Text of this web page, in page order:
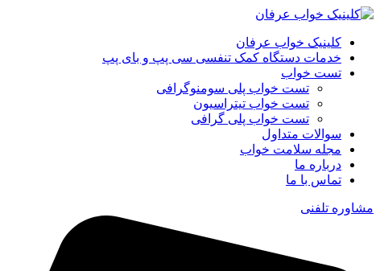
کلینیک خواب عرفان
خدمات دستگاه کمک‌ تنفسی سی‌ پپ و بای‌ پپ
تست خواب
تست خواب پلی سومنوگرافی
تست خواب تیتراسیون
تست خواب پلی گرافی
سوالات متداول
مجله سلامت خواب
درباره ما
تماس با ما
مشاوره تلفنی